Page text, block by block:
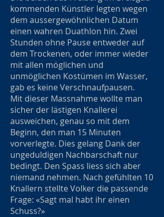
kommenden Künstler legten wegen
dem aussergewöhnlichen Datum
einen wahren Duathlon hin. Zwei
Stunden ohne Pause entweder auf
dem Trockenen, oder immer wieder
mit allen möglichen und
unmöglichen Kostümen im Wasser,
gab es keine Verschnaufpausen.
Mit dieser Massnahme wollte man
sicher der lästigen Knallerei
ausweichen, genau so mit dem
Beginn, den man 15 Minuten
vorverlegte. Dies gelang Dank der
ungeduldigen Nachbarschaft nur
bedingt. Den Spass liess sich aber
niemand nehmen. Nach gefühlten 10
Knallern stellte Volker die passende
Frage: «Sagt mal habt ihr einen
Schuss?»